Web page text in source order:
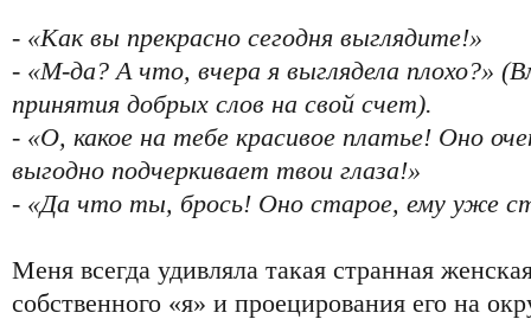
- «Как вы прекрасно сегодня выглядите!»
- «М-да? А что, вчера я выглядела плохо?»
принятия добрых слов на свой счет).
- «О, какое на тебе красивое платье! Оно
выгодно подчеркивает твои глаза!»
- «Да что ты, брось! Оно старое, ему уже
Меня всегда удивляла такая странная
собственного «я» и проецирования его на